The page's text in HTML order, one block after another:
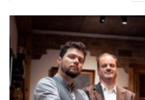
KULTÚRA
Reneszánsz
csendülnek fel
Királyi Palota
díszudvarában